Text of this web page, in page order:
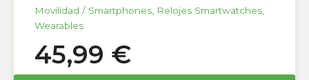
Movilidad / Smartphones, Relojes Smartwatches,
Wearables
45,99 €